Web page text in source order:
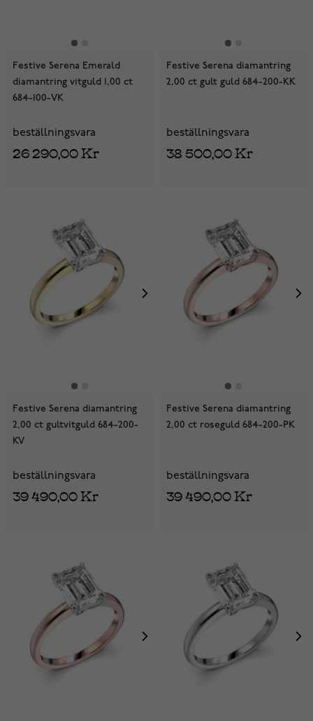
Festive Serena Emerald
diamantring vitguld 1,00 ct
684-100-VK
beställningsvara
26 290,00 Kr
Festive Serena diamantring
2,00 ct gult guld 684-200-KK
beställningsvara
38 500,00 Kr
Festive Serena diamantring
2,00 ct gultvitguld 684-200-
KV
beställningsvara
39 490,00 Kr
Festive Serena diamantring
2,00 ct roseguld 684-200-PK
beställningsvara
39 490,00 Kr